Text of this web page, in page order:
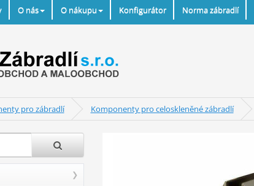
O nás O nákupu Konfigurátor Norma zábradlí
pro zábradlí Komponenty pro celoskleněné zábradlí